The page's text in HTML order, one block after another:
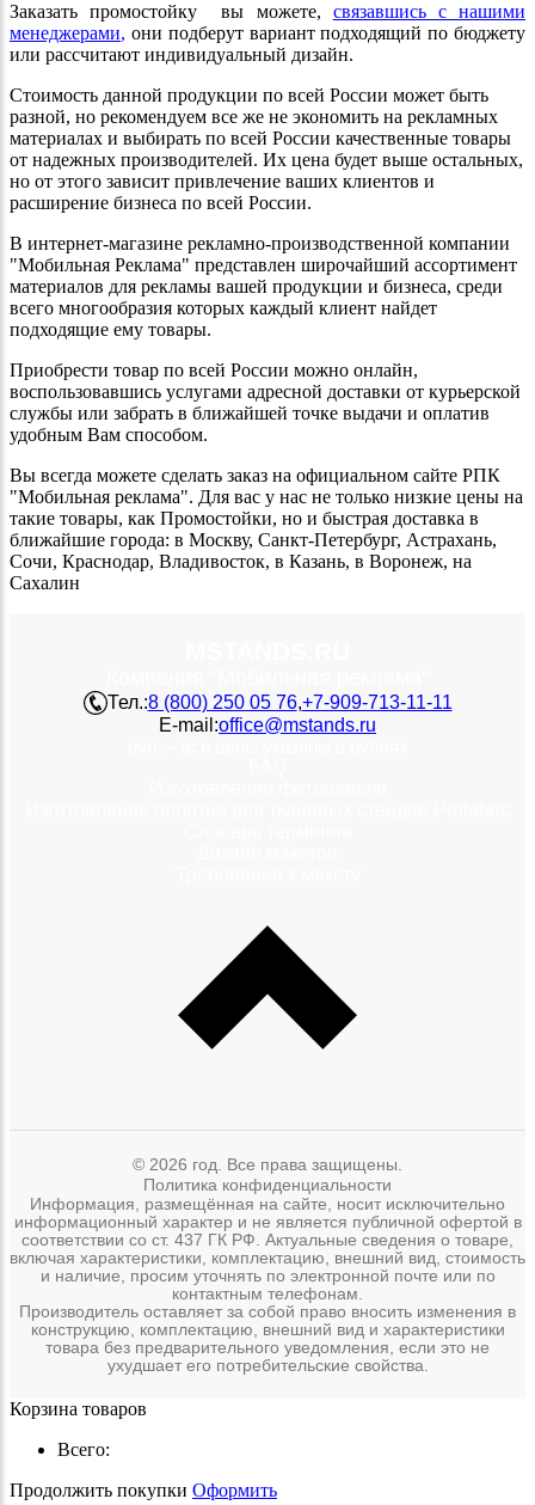
Заказать промостойку вы можете, связавшись с нашими
менеджерами, они подберут вариант подходящий по бюджету
или рассчитают индивидуальный дизайн.
Стоимость данной продукции по всей России может быть
разной, но рекомендуем все же не экономить на рекламных
материалах и выбирать по всей России качественные товары
от надежных производителей. Их цена будет выше остальных,
но от этого зависит привлечение ваших клиентов и
расширение бизнеса по всей России.
В интернет-магазине рекламно-производственной компании
"Мобильная Реклама" представлен широчайший ассортимент
материалов для рекламы вашей продукции и бизнеса, среди
всего многообразия которых каждый клиент найдет
подходящие ему товары.
Приобрести товар по всей России можно онлайн,
воспользовавшись услугами адресной доставки от курьерской
службы или забрать в ближайшей точке выдачи и оплатив
удобным Вам способом.
Вы всегда можете сделать заказ на официальном сайте РПК
"Мобильная реклама". Для вас у нас не только низкие цены на
такие товары, как Промостойки, но и быстрая доставка в
ближайшие города: в Москву, Санкт-Петербург, Астрахань,
Сочи, Краснодар, Владивосток, в Казань, в Воронеж, на
Сахалин
Тел.:8 (800) 250 05 76,+7-909-713-11-11
E-mail:office@mstands.ru
© 2026 год. Все права защищены.
Политика конфиденциальности
Информация, размещённая на сайте, носит исключительно
информационный характер и не является публичной офертой в
соответствии со ст. 437 ГК РФ. Актуальные сведения о товаре,
включая характеристики, комплектацию, внешний вид, стоимость
и наличие, просим уточнять по электронной почте или по
контактным телефонам.
Производитель оставляет за собой право вносить изменения в
конструкцию, комплектацию, внешний вид и характеристики
товара без предварительного уведомления, если это не
ухудшает его потребительские свойства.
Корзина товаров
Всего:
Продолжить покупки Оформить